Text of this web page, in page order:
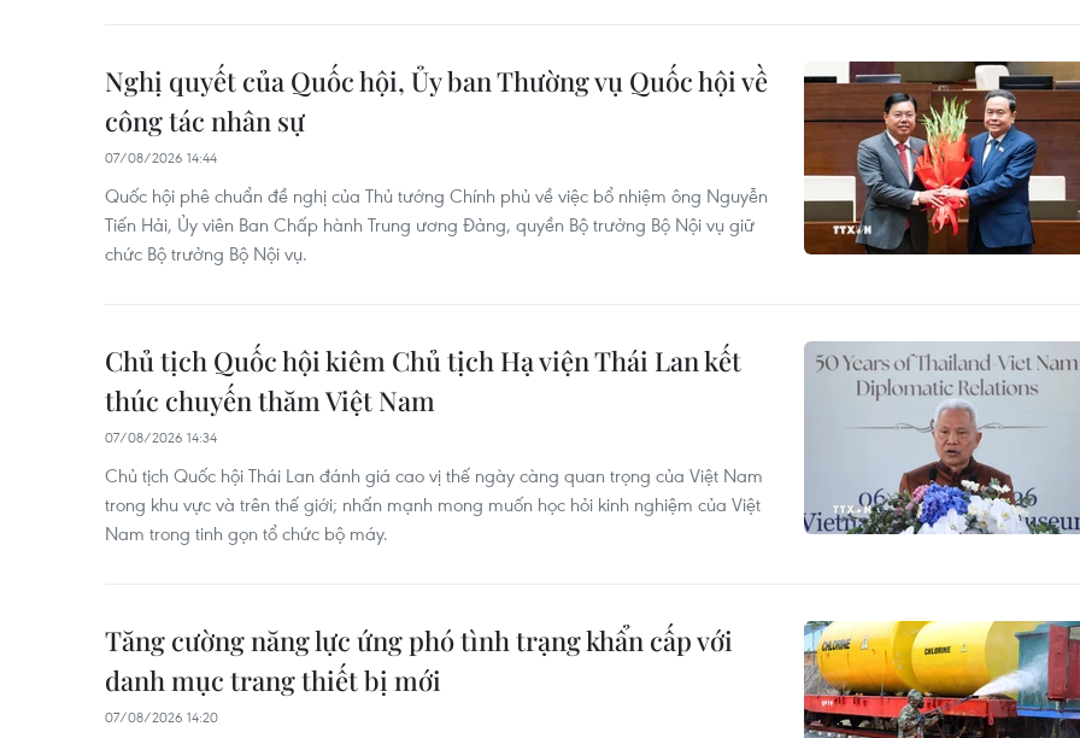
Nghị quyết của Quốc hội, Ủy ban Thường vụ Quốc hội về
công tác nhân sự
07/08/2026 14:44
Quốc hội phê chuẩn đề nghị của Thủ tướng Chính phủ về việc bổ nhiệm ông Nguyễn
Tiến Hải, Ủy viên Ban Chấp hành Trung ương Đảng, quyền Bộ trưởng Bộ Nội vụ giữ
chức Bộ trưởng Bộ Nội vụ.
Chủ tịch Quốc hội kiêm Chủ tịch Hạ viện Thái Lan kết
thúc chuyến thăm Việt Nam
07/08/2026 14:34
Chủ tịch Quốc hội Thái Lan đánh giá cao vị thế ngày càng quan trọng của Việt Nam
trong khu vực và trên thế giới; nhấn mạnh mong muốn học hỏi kinh nghiệm của Việt
Nam trong tinh gọn tổ chức bộ máy.
Tăng cường năng lực ứng phó tình trạng khẩn cấp với
danh mục trang thiết bị mới
07/08/2026 14:20